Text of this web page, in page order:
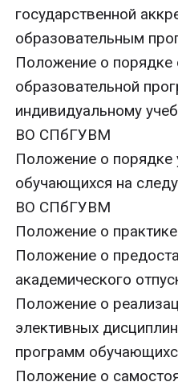
государственной
образовательным
Положение о порядке
образовательной
индивидуальному
ВО СПбГУВМ
Положение о порядке
обучающихся на
ВО СПбГУВМ
Положение о
Положение о
академического
Положение о
элективных
программ
Положение о